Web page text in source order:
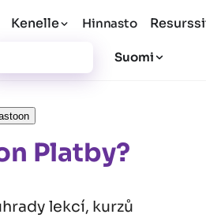
Kenelle Hinnasto
Suomi
Platby?
lekcí, kurzů